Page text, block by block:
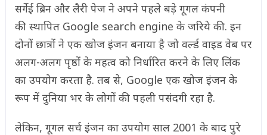
सर्गेई ब्रिन और लैरी पेज ने अपने पहले बड़े गूगल कंपनी
की स्थापित Google search engine के जरिये की. इन
दोनों छात्रों ने एक खोज इंजन बनाया है जो वर्ल्ड वाइड वेब पर
अलग-अलग पृष्ठों के महत्व को निर्धारित करने के लिए लिंक
का उपयोग करता है. तब से, Google एक खोज इंजन के
रूप में दुनिया भर के लोगों की पहली पसंदगी रहा है.
लेकिन, गूगल सर्च इंजन का उपयोग साल 2001 के बाद पुरे